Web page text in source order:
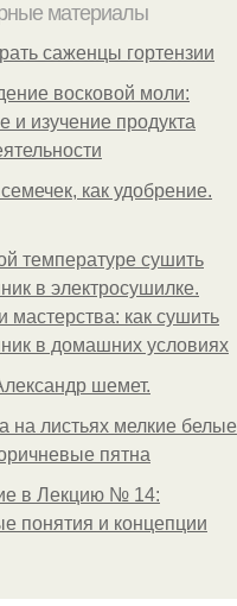
материалы
саженцы гортензии
восковой моли:
и изучение продукта
как удобрение.
температуре сушить
в электросушилке.
мастерства: как сушить
в домашних условиях
шемет.
на листьях мелкие белые
пятна
в Лекцию № 14:
понятия и концепции